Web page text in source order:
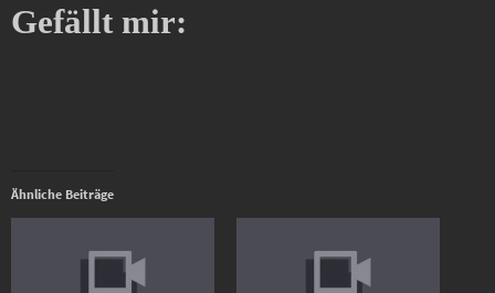
Gefällt mir:
Ähnliche Beiträge